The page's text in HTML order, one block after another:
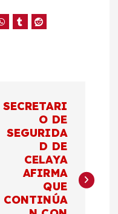
SECRETARI
O DE
SEGURIDA
D DE
CELAYA
AFIRMA
QUE
CONTINÚA